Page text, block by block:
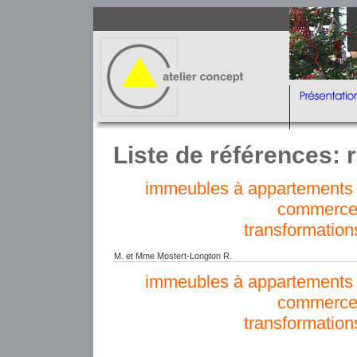
Liste de références:
immeubles à
M. et Mme Mostert-Longton R.
immeubles à